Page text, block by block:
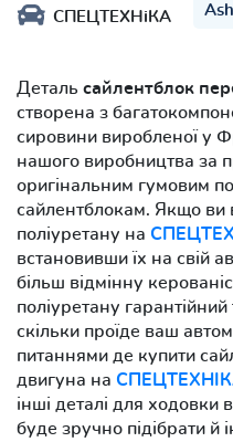
СПЕЦТЕХНіКА
Деталь сайлентблок
створена з
сировини виробленої у
нашого виробництва за
оригінальним гумовим
сайлентблокам. Якщо ви
поліуретану на
встановивши їх на свій
більш відмінну
поліуретану
скільки проїде ваш
питаннями де купити
двигуна на
інші деталі для ходовки
буде зручно підібрати й